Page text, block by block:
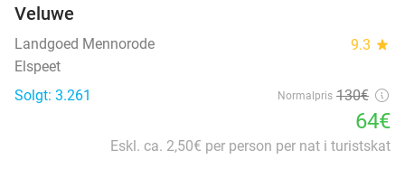
Veluwe
Landgoed Mennorode 9.3 star
Elspeet
Solgt: 3.261
Normalpris 130€
64€
Eskl. ca. 2,50€ per person per nat i turistskat